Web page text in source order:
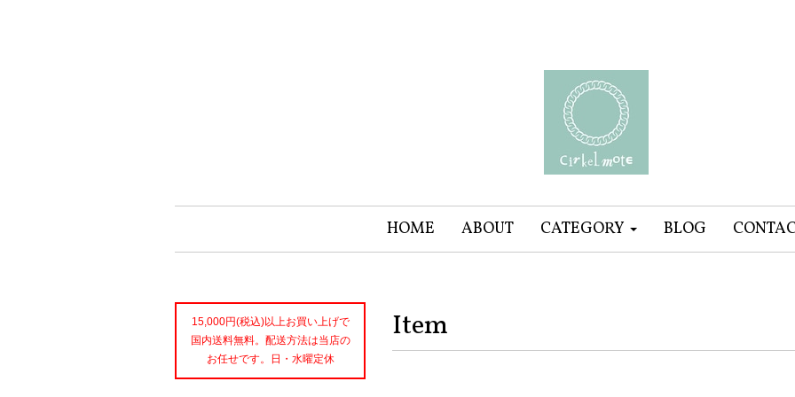
HOME ABOUT CATEGORY BLOG
Item
15,000円(税込)以上お買い上げで
国内送料無料。配送方法は当店の
お任せです。日・水曜定休